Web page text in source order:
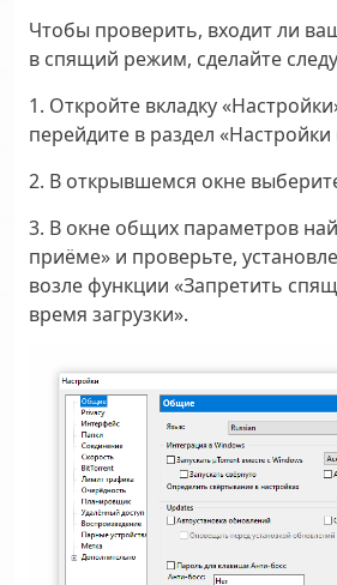
Чтобы проверить, входит ли
в спящий режим, сделайте
1. Откройте вкладку
перейдите в раздел
2. В открывшемся окне
3. В окне общих параметров
приёме» и проверьте,
возле функции «Запретить
время загрузки».